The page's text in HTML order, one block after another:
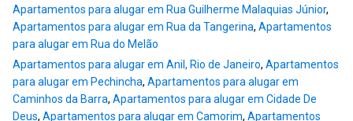
Apartamentos para alugar em Rua Guilherme Malaquias Júnior,
Apartamentos para alugar em Rua da Tangerina, Apartamentos
para alugar em Rua do Melão
Apartamentos para alugar em Anil, Rio de Janeiro, Apartamentos
para alugar em Pechincha, Apartamentos para alugar em
Caminhos da Barra, Apartamentos para alugar em Cidade De
Deus, Apartamentos para alugar em Camorim, Apartamentos